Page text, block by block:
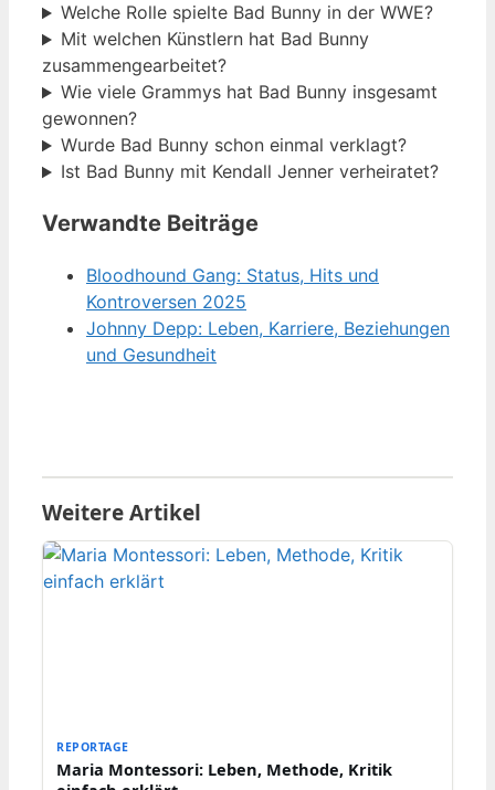
Welche Rolle spielte Bad Bunny in der WWE?
Mit welchen Künstlern hat Bad Bunny
zusammengearbeitet?
Wie viele Grammys hat Bad Bunny insgesamt
gewonnen?
Wurde Bad Bunny schon einmal verklagt?
Ist Bad Bunny mit Kendall Jenner verheiratet?
Verwandte Beiträge
Bloodhound Gang: Status, Hits und
Kontroversen 2025
Johnny Depp: Leben, Karriere, Beziehungen
und Gesundheit
Weitere Artikel
REPORTAGE
Maria Montessori: Leben, Methode, Kritik